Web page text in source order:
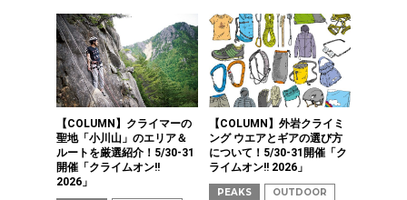
【COLUMN】クライマーの
聖地「小川山」のエリア＆
ルートを厳選紹介！5/30-31
開催「クライムオン!!
2026」
【COLUMN】外岩クライミ
ング ウエアとギアの選び方
について！5/30-31開催「ク
ライムオン!! 2026」
PEAKS OUTDOOR